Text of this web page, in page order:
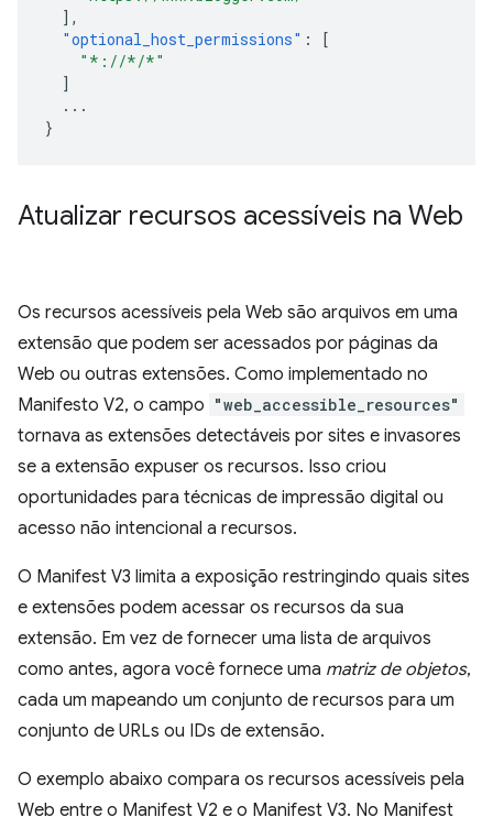
],
"optional_host_permissions" :
[
"*://*/*"
]
...
}
Atualizar recursos acessíveis na Web
Os recursos acessíveis pela Web são arquivos em uma
extensão que podem ser acessados por páginas da
Web ou outras extensões. Como implementado no
Manifesto V2, o campo "web_accessible_resources"
tornava as extensões detectáveis por sites e invasores
se a extensão expuser os recursos. Isso criou
oportunidades para técnicas de impressão digital ou
acesso não intencional a recursos.
O Manifest V3 limita a exposição restringindo quais sites
e extensões podem acessar os recursos da sua
extensão. Em vez de fornecer uma lista de arquivos
como antes, agora você fornece uma matriz de objetos,
cada um mapeando um conjunto de recursos para um
conjunto de URLs ou IDs de extensão.
O exemplo abaixo compara os recursos acessíveis pela
Web entre o Manifest V2 e o Manifest V3. No Manifest